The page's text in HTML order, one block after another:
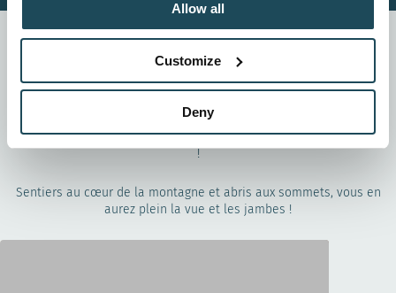
Allow all
Customize
Deny
Randonnée alpine
Mordus d’aventure et de plein air, le Mont-Orford vous offre le
circuit le plus développé de randonnée alpine des Cantons-de-l'Est
!
Sentiers au cœur de la montagne et abris aux sommets, vous en
aurez plein la vue et les jambes !